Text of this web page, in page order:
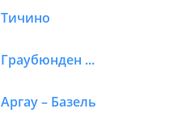
Тичино
Граубюнден (Гризон)
Аргау – Базель